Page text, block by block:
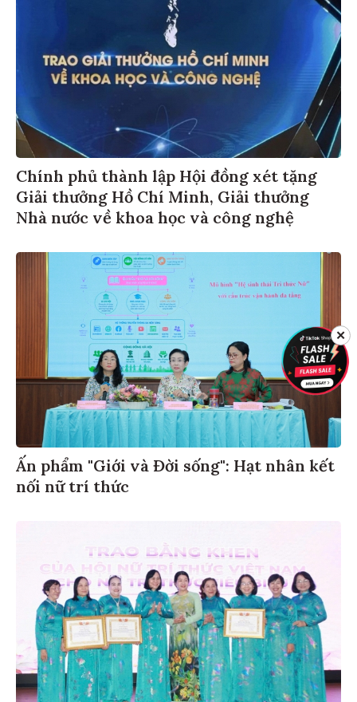
Chính phủ thành lập Hội đồng xét tặng
Giải thưởng Hồ Chí Minh, Giải thưởng
Nhà nước về khoa học và công nghệ
Ấn phẩm "Giới và Đời sống": Hạt nhân kết
nối nữ trí thức
✕